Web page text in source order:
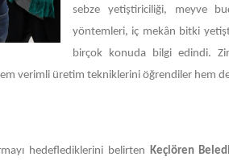
sebze yetiştiriciliği, meyve
yöntemleri, iç mekân bitki
birçok konuda bilgi edindi.
verimli üretim tekniklerini öğrendiler hem
hedeflediklerini belirten Keçiören